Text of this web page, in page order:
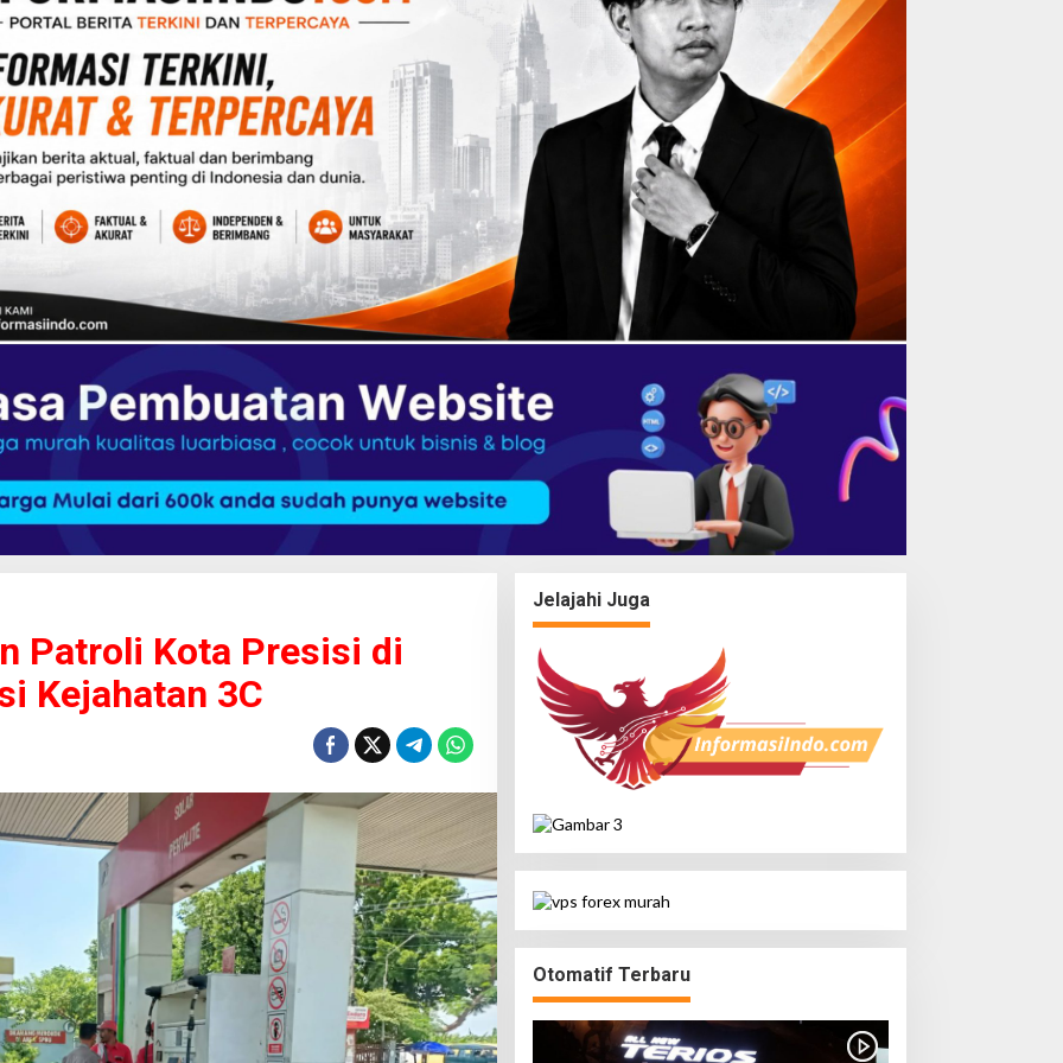
Patroli Kota Presisi di
Kejahatan 3C
Jelajahi Juga
Otomatif Terbaru